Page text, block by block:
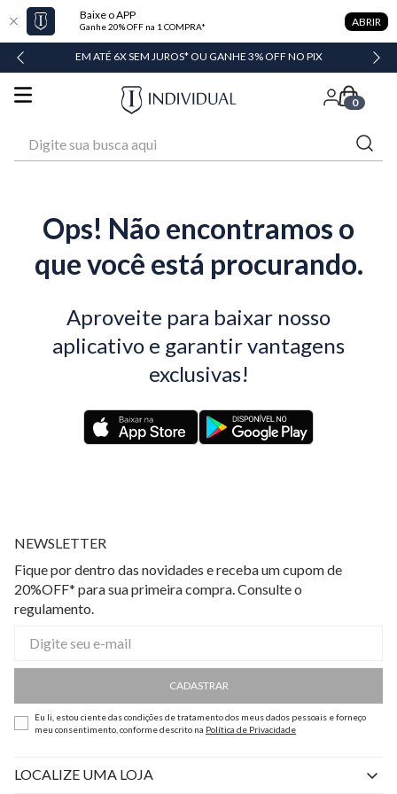
Baixe o APP
Ganhe 20% OFF na 1 COMPRA* ABRIR
EM ATÉ 6X SEM JUROS* OU GANHE 3% OFF NO PIX
0
Ops! Não encontramos o
que você está procurando.
Aproveite para baixar nosso
aplicativo e garantir vantagens
exclusivas!
NEWSLETTER
Fique por dentro das novidades e receba um cupom de
20%OFF* para sua primeira compra. Consulte o
regulamento.
CADASTRAR
Eu li, estou ciente das condições de tratamento dos meus dados pessoais e forneço
meu consentimento, conforme descrito na Política de Privacidade
LOCALIZE UMA LOJA